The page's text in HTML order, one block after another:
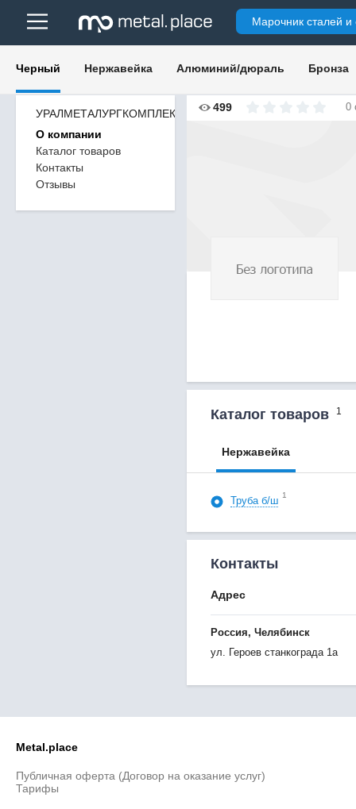
Марочник сталей и
Черный Нержавейка Алюминий/дюраль Бронза
УРАЛМЕТАЛУРГКОМПЛЕКС
О компании
Каталог товаров
Контакты
Отзывы
499 0
Каталог товаров 1
Нержавейка
Труба б/ш
1
Контакты
Адрес
Россия, Челябинск
ул. Героев станкограда 1а
Metal.place
Публичная оферта (Договор на оказание услуг)
Тарифы